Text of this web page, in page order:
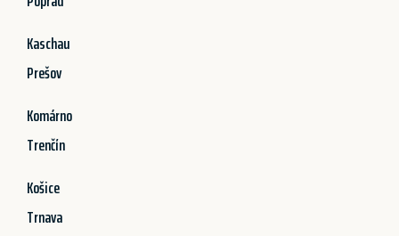
Kaschau
Prešov
Komárno
Trenčín
Košice
Trnava